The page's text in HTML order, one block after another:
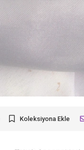
Koleksiyona Ekle